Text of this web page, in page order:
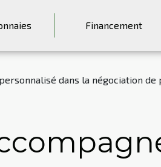
Financement
dans la négociation